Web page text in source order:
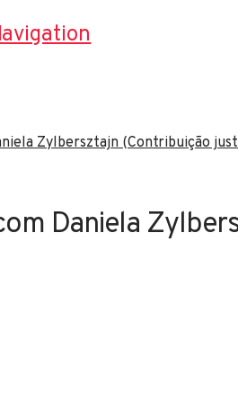
Zylbersztajn (Contribuição
Daniela